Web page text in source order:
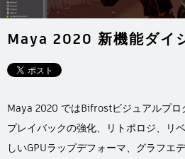
コラム
Columns
チュートリ
Tutorials
ムービー イベント
注目のキーワード
Maya 2020 新機能ダイ
Maya 2020 ではBifrostビジュアルプロ
プレイバックの強化、リトポロジ、リ
しいGPUラップデフォーマ、グラフエ